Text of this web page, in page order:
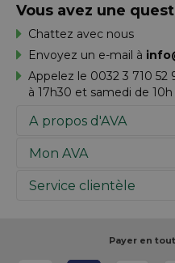
A propos d'AVA
Notre histoire
Travailler chez AVA
Mon AVA
Inspiration
Réalisez votre création
Service clientèle
Votre paiement
Vous avez une
Chattez avec nous
Envoyez un e-mail à
Appelez le 0032 3 710 52
à 17h30 et samedi de 10h
Payer en